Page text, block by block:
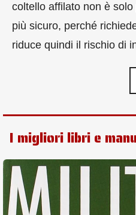
coltello affilato non è
più sicuro, perché
riduce quindi il rischio di
I migliori libri e